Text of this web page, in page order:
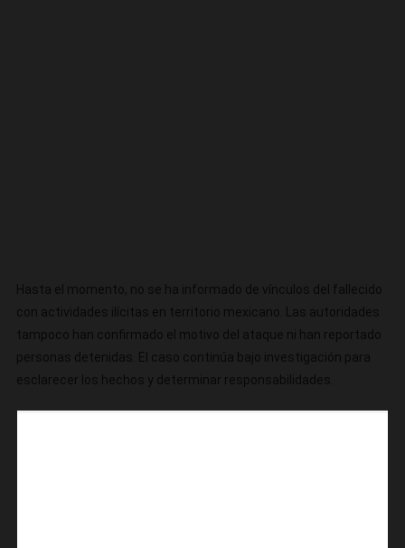
Hasta el momento, no se ha informado de vínculos del fallecido
con actividades ilícitas en territorio mexicano. Las autoridades
tampoco han confirmado el motivo del ataque ni han reportado
personas detenidas. El caso continúa bajo investigación para
esclarecer los hechos y determinar responsabilidades.